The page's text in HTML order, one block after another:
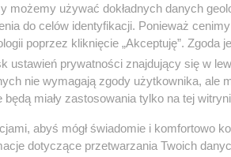
części załogi stoczni,
przedstawicieli WZZ
strajku do czasu
Związków Zawodowych.
możemy używać dokładnych danych
do celów identyfikacji. Ponieważ
poprzez kliknięcie „Akceptuję”. Zgoda
ustawień prywatności znajdujący się w
nie wymagają zgody użytkownika, ale
miały zastosowania tylko na tej
abyś mógł świadomie i komfortowo
dotyczące przetwarzania Twoich